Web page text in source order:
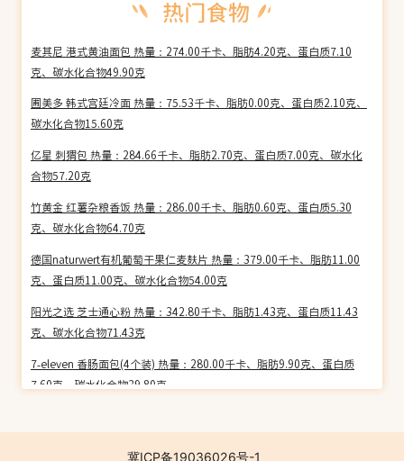
麦其尼 港式黄油面包 热量：274.00千卡、脂肪4.20克、蛋白质7.10
克、碳水化合物49.90克
圃美多 韩式宫廷冷面 热量：75.53千卡、脂肪0.00克、蛋白质2.10克、
碳水化合物15.60克
亿星 刺猬包 热量：284.66千卡、脂肪2.70克、蛋白质7.00克、碳水化
合物57.20克
竹黄金 红薯杂粮香饭 热量：286.00千卡、脂肪0.60克、蛋白质5.30
克、碳水化合物64.70克
德国naturwert有机葡萄干果仁麦麸片 热量：379.00千卡、脂肪11.00
克、蛋白质11.00克、碳水化合物54.00克
阳光之选 芝士通心粉 热量：342.80千卡、脂肪1.43克、蛋白质11.43
克、碳水化合物71.43克
7-eleven 香肠面包(4个装) 热量：280.00千卡、脂肪9.90克、蛋白质
7.60克、碳水化合物39.80克
克、碳水化合物44.80克
冀ICP备19036026号-1